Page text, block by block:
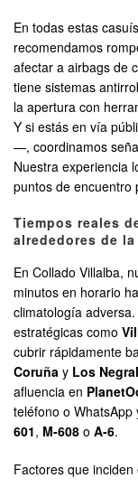
En todas estas
recomendamos
afectar a airbags de
tiene sistemas
la apertura con
Y si estás en vía
—, coordinamos
Nuestra experiencia
puntos de encuentro
Tiempos reales
alrededores de
En Collado Villalba,
minutos en horario
climatología
estratégicas como
cubrir rápidamente
Coruña y Los
afluencia en
teléfono o
601, M-608 o A-6.
Factores que inciden